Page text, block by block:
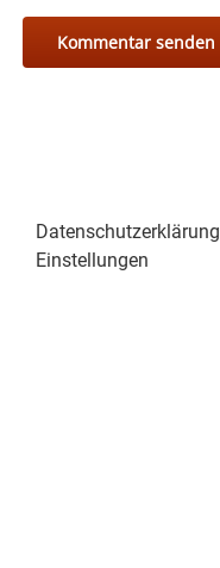
Datenschutzerklärung
Einstellungen